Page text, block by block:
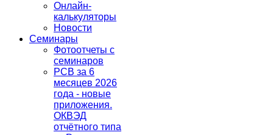
Онлайн-
калькуляторы
Новости
Семинары
Фотоотчеты с
семинаров
РСВ за 6
месяцев 2026
года - новые
приложения.
ОКВЭД
отчётного типа